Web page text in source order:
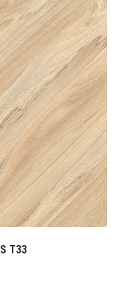
T33